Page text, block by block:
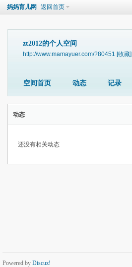
妈妈育儿网 返回首页
zt2012的个人空间
http://www.mamayuer.com/?80451 [收藏]
空间首页 动态 记录
动态
还没有相关动态
Powered by Discuz!